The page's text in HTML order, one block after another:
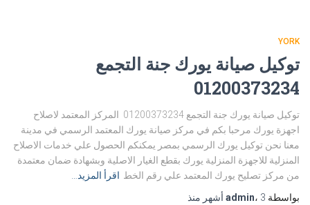
YORK
توكيل صيانة يورك جنة التجمع
01200373234
توكيل صيانة يورك جنة التجمع 01200373234 المركز المعتمد لاصلاح
اجهزة يورك مرحبا بكم في مركز صيانة يورك المعتمد الرسمي في مدينة
معنا نحن توكيل يورك الرسمي بمصر يمكنكم الحصول علي خدمات الاصلاح
المنزلية للاجهزة المنزلية يورك بقطع الغيار الاصلية وبشهادة ضمان معتمدة
من مركز تصليح يورك المعتمد علي رقم الخط اقرأ المزيد…
بواسطة
admin، 3 أشهر منذ